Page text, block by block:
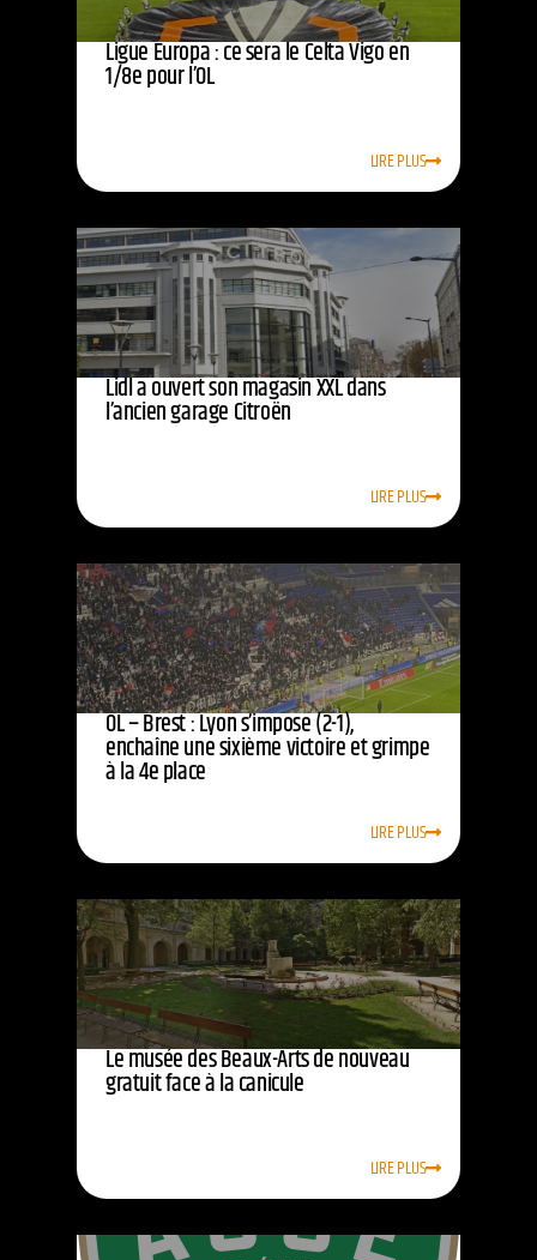
Ligue Europa : ce sera le Celta Vigo en
1/8e pour l’OL
LIRE PLUS
Lidl a ouvert son magasin XXL dans
l’ancien garage Citroën
LIRE PLUS
OL – Brest : Lyon s’impose (2-1),
enchaîne une sixième victoire et grimpe
à la 4e place
LIRE PLUS
Le musée des Beaux-Arts de nouveau
gratuit face à la canicule
LIRE PLUS